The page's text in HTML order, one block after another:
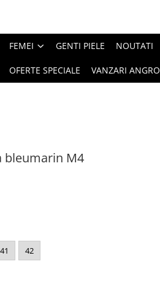
FEMEI GENTI PIELE NOUTATI
OFERTE SPECIALE VANZARI ANGRO
bleumarin M4
41 42